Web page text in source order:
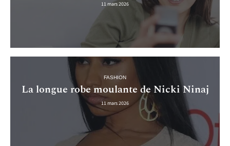
11 mars 2026
FASHION
La longue robe moulante de Nicki Ninaj
11 mars 2026